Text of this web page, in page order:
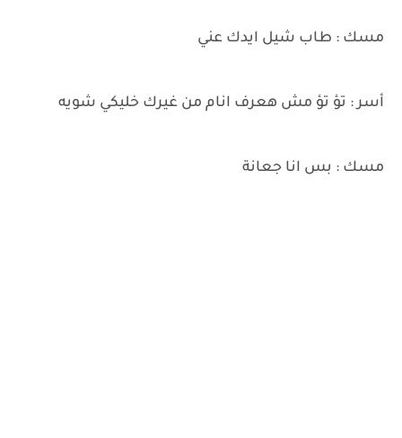
مسك : طاب شيل ايدك عني
أسر : تؤ تؤ مش هعرف انام من غيرك خليكي شويه
مسك : بس انا جعانة